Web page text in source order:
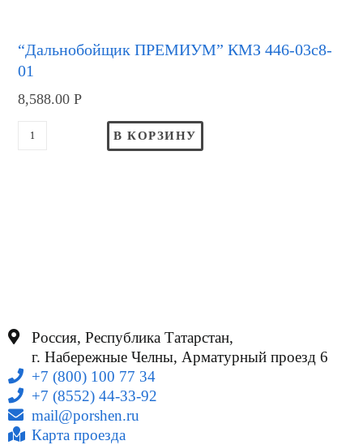
“Дальнобойщик ПРЕМИУМ” КМЗ 446-03c8-
01
8,588.00Р
В КОРЗИНУ
Россия, Республика Татарстан,
г. Набережные Челны, Арматурный проезд 6
+7 (800) 100 77 34
+7 (8552) 44-33-92
mail@porshen.ru
Карта проезда